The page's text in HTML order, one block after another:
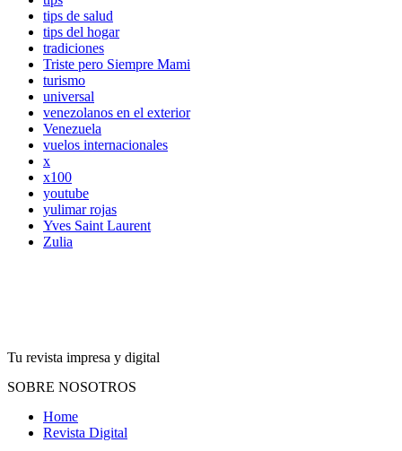
tips de salud
tips del hogar
tradiciones
Triste pero Siempre Mami
turismo
universal
venezolanos en el exterior
Venezuela
vuelos internacionales
x
x100
youtube
yulimar rojas
Yves Saint Laurent
Zulia
Tu revista impresa y digital
SOBRE NOSOTROS
Home
Revista Digital